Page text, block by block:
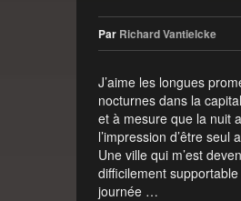
Par Richard Vantielcke
J’aime les longues
nocturnes dans la
et à mesure que la nuit
l’impression d’être seul
Une ville qui m’est
difficilement
journée …